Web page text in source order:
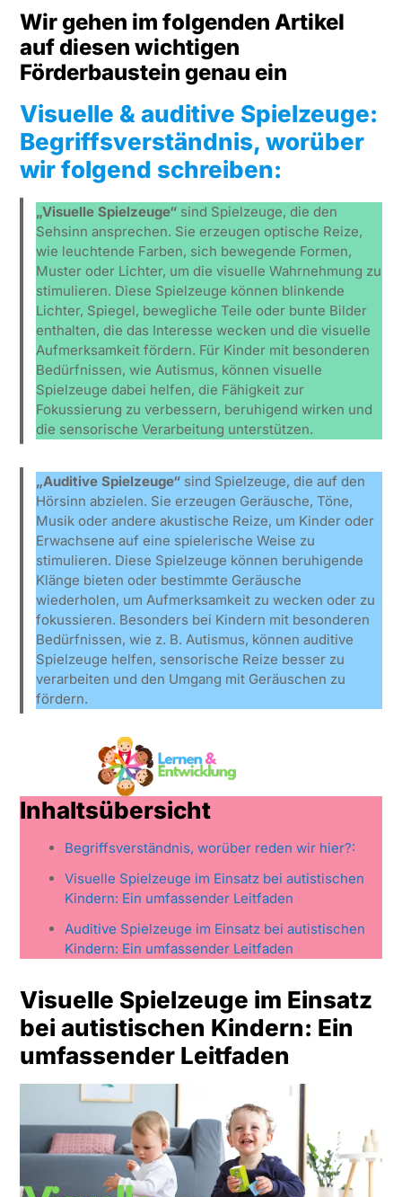
Wir gehen im folgenden Artikel
auf diesen wichtigen
Förderbaustein genau ein
Visuelle & auditive Spielzeuge:
Begriffsverständnis, worüber
wir folgend schreiben:
„Visuelle Spielzeuge“ sind Spielzeuge, die den
Sehsinn ansprechen. Sie erzeugen optische Reize,
wie leuchtende Farben, sich bewegende Formen,
Muster oder Lichter, um die visuelle Wahrnehmung zu
stimulieren. Diese Spielzeuge können blinkende
Lichter, Spiegel, bewegliche Teile oder bunte Bilder
enthalten, die das Interesse wecken und die visuelle
Aufmerksamkeit fördern. Für Kinder mit besonderen
Bedürfnissen, wie Autismus, können visuelle
Spielzeuge dabei helfen, die Fähigkeit zur
Fokussierung zu verbessern, beruhigend wirken und
die sensorische Verarbeitung unterstützen.
„Auditive Spielzeuge“ sind Spielzeuge, die auf den
Hörsinn abzielen. Sie erzeugen Geräusche, Töne,
Musik oder andere akustische Reize, um Kinder oder
Erwachsene auf eine spielerische Weise zu
stimulieren. Diese Spielzeuge können beruhigende
Klänge bieten oder bestimmte Geräusche
wiederholen, um Aufmerksamkeit zu wecken oder zu
fokussieren. Besonders bei Kindern mit besonderen
Bedürfnissen, wie z. B. Autismus, können auditive
Spielzeuge helfen, sensorische Reize besser zu
verarbeiten und den Umgang mit Geräuschen zu
fördern.
Inhaltsübersicht
Begriffsverständnis, worüber reden wir hier?:
Visuelle Spielzeuge im Einsatz bei autistischen
Kindern: Ein umfassender Leitfaden
Auditive Spielzeuge im Einsatz bei autistischen
Kindern: Ein umfassender Leitfaden
Visuelle Spielzeuge im Einsatz
bei autistischen Kindern: Ein
umfassender Leitfaden